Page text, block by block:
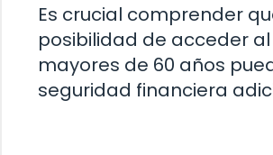
Es crucial comprender
posibilidad de acceder
mayores de 60 años
seguridad financiera